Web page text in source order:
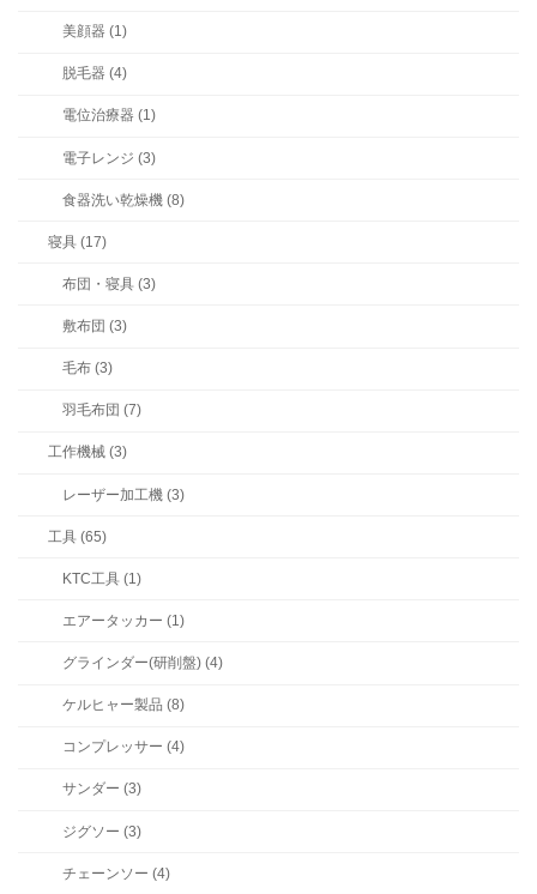
美顔器 (1)
脱毛器 (4)
電位治療器 (1)
電子レンジ (3)
食器洗い乾燥機 (8)
寝具 (17)
布団・寝具 (3)
敷布団 (3)
毛布 (3)
羽毛布団 (7)
工作機械 (3)
レーザー加工機 (3)
工具 (65)
KTC工具 (1)
エアータッカー (1)
グラインダー(研削盤) (4)
ケルヒャー製品 (8)
コンプレッサー (4)
サンダー (3)
ジグソー (3)
チェーンソー (4)